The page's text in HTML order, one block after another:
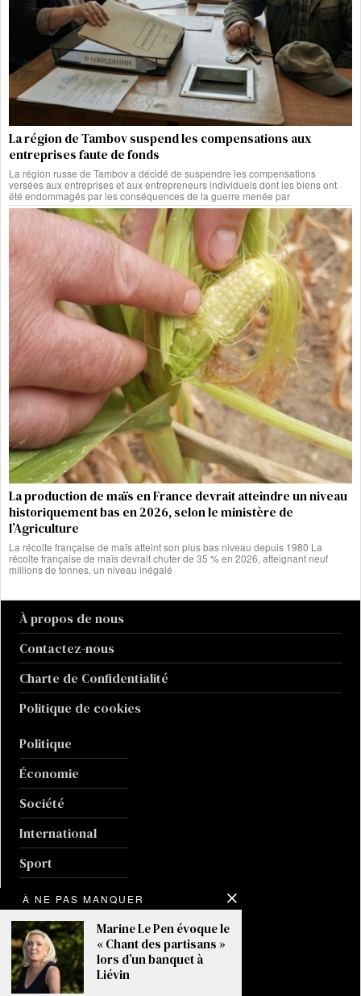
La région de Tambov suspend les compensations aux
entreprises faute de fonds
La région russe de Tambov a décidé de suspendre les compensations
versées aux entreprises et aux entrepreneurs individuels dont les biens ont
été endommagés par les conséquences de la guerre menée par
La production de maïs en France devrait atteindre un niveau
historiquement bas en 2026, selon le ministère de
l’Agriculture
La récolte française de maïs atteint son plus bas niveau depuis 1980 La
récolte française de maïs devrait chuter de 35 % en 2026, atteignant neuf
millions de tonnes, un niveau inégalé
À propos de nous
Contactez-nous
Charte de Confidentialité
Politique de cookies
Politique
Économie
Société
International
Sport
Culture
Guerre en Ukraine
Climat
À NE PAS MANQUER
Marine Le Pen évoque le
« Chant des partisans »
lors d’un banquet à
Liévin